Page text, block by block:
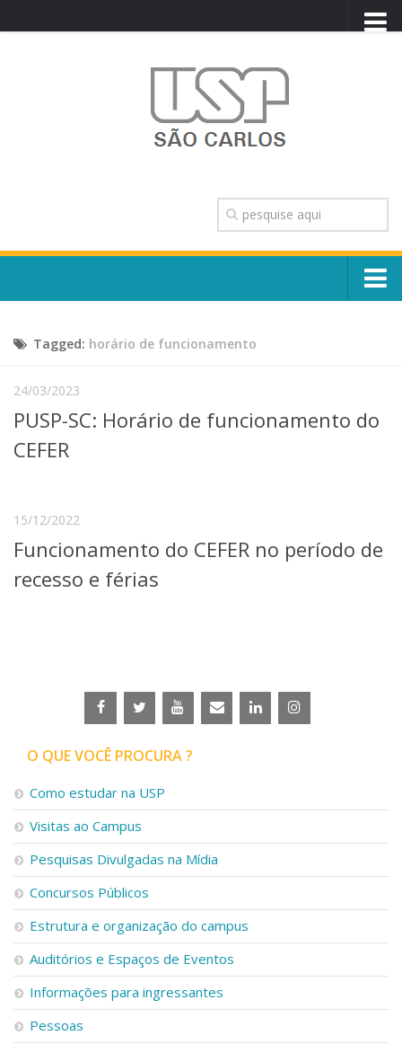
TRANSPARÊNCIA
OUVIDORIA
CONTATO
Escola, Institutos e Órgãos
Núcleos e Comissões
Telefones e Mapas
Pessoas
Educação a distância
Cursos de Extensão
Pesquisa e Inovação
Empresas Juniores
Extensão à Comunidade
Projetos, Programas e Cursos
Artes, Cultura e Esportes
Museus e Espaços Interativos
Serviços
Bibliotecas
Apoio ao Estudante
Segurança, Trânsito e Prevenção
RH, Administrativo e Financeiro
Outros serviços
Comunicação
Assessorias e Mídias
Aplicativos e Sites
Jornal da USP
Agenda de Eventos
Defesa de Teses
Tagged: horário de funcionamento
24/03/2023
PUSP-SC: Horário de funcionamento do
CEFER
15/12/2022
Funcionamento do CEFER no período de
recesso e férias
O QUE VOCÊ PROCURA ?
Como estudar na USP
Visitas ao Campus
Pesquisas Divulgadas na Mídia
Concursos Públicos
Estrutura e organização do campus
Auditórios e Espaços de Eventos
Informações para ingressantes
Pessoas